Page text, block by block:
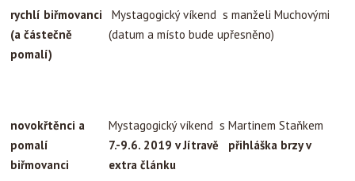
rychlí biřmovanci
(a částečně
pomalí)
Mystagogický víkend s manželi Muchovými
(datum a místo bude upřesněno)
novokřtěnci a
pomalí
biřmovanci
Mystagogický víkend s Martinem Staňkem
7.-9.6. 2019 v Jítravě přihláška brzy v
extra článku